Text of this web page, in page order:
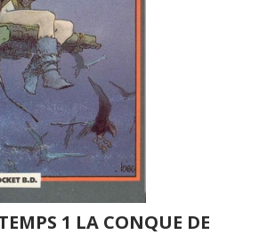
1 LA CONQUE DE